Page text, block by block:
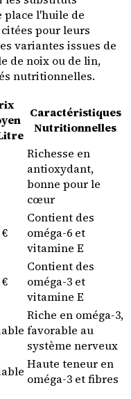
place l'huile de
pour leurs
variantes issues de
de noix ou de lin,
nutritionnelles.
Caractéristiques
Nutritionnelles
Richesse en
antioxydant,
bonne pour le
cœur
Contient des
oméga-6 et
vitamine E
Contient des
oméga-3 et
vitamine E
Riche en oméga-3,
favorable au
système nerveux
Haute teneur en
oméga-3 et fibres